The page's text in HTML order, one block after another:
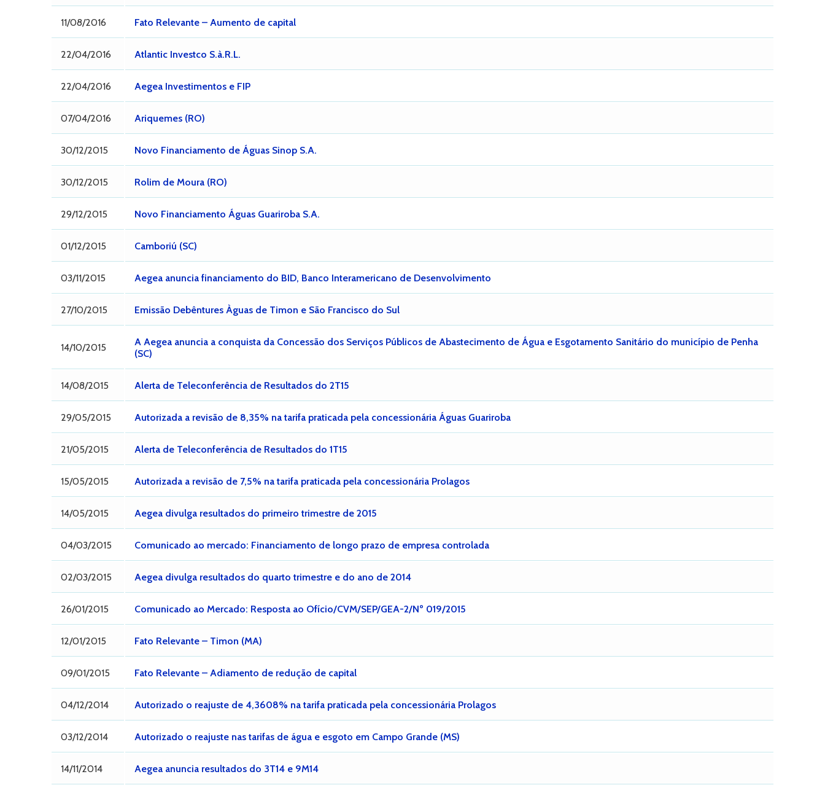
11/08/2016 Fato Relevante – Aumento de capital
22/04/2016 Atlantic Investco S.à.R.L.
22/04/2016 Aegea Investimentos e FIP
07/04/2016 Ariquemes (RO)
30/12/2015 Novo Financiamento de Águas Sinop S.A.
30/12/2015 Rolim de Moura (RO)
29/12/2015 Novo Financiamento Águas Guariroba S.A.
01/12/2015 Camboriú (SC)
03/11/2015 Aegea anuncia financiamento do BID, Banco Interamericano de Desenvolvimento
27/10/2015 Emissão Debêntures Àguas de Timon e São Francisco do Sul
14/10/2015
A Aegea anuncia a conquista da Concessão dos Serviços Públicos de Abastecimento de Água e Esgotamento Sanitário do município de Penha
(SC)
14/08/2015 Alerta de Teleconferência de Resultados do 2T15
29/05/2015 Autorizada a revisão de 8,35% na tarifa praticada pela concessionária Águas Guariroba
21/05/2015 Alerta de Teleconferência de Resultados do 1T15
15/05/2015 Autorizada a revisão de 7,5% na tarifa praticada pela concessionária Prolagos
14/05/2015 Aegea divulga resultados do primeiro trimestre de 2015
04/03/2015 Comunicado ao mercado: Financiamento de longo prazo de empresa controlada
02/03/2015 Aegea divulga resultados do quarto trimestre e do ano de 2014
26/01/2015 Comunicado ao Mercado: Resposta ao Ofício/CVM/SEP/GEA-2/Nº 019/2015
12/01/2015 Fato Relevante – Timon (MA)
09/01/2015 Fato Relevante – Adiamento de redução de capital
04/12/2014 Autorizado o reajuste de 4,3608% na tarifa praticada pela concessionária Prolagos
03/12/2014 Autorizado o reajuste nas tarifas de água e esgoto em Campo Grande (MS)
14/11/2014 Aegea anuncia resultados do 3T14 e 9M14